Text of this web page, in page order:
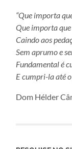
“Que importa
Que importa
Caindo aos
Sem aprumo e
Fundamental é
E cumpri-la até o
Dom Hélder